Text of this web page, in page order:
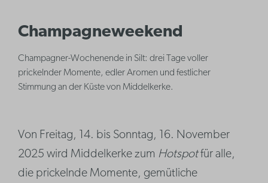
Champagneweekend
Champagner-Wochenende in Silt: drei Tage voller
prickelnder Momente, edler Aromen und festlicher
Stimmung an der Küste von Middelkerke.
Von Freitag, 14. bis Sonntag, 16. November
2025 wird Middelkerke zum Hotspotfür alle,
die prickelnde Momente, gemütliche